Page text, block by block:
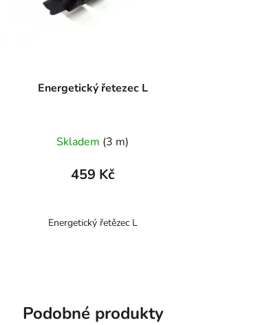
Energetický řetezec L
Skladem (3 m)
459 Kč
Energetický řetězec L
Podobné produkty